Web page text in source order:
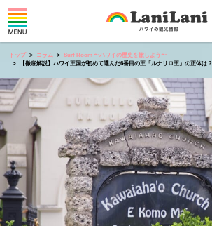
トップ コラム
Surf Room 〜ハワイの歴史を旅しよう〜
【徹底解説】ハワイ王国が初めて選んだ6番目の王「ルナリロ王」の正体は？